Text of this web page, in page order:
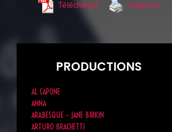
Télécharger Imprimer
PRODUCTIONS
AL CAPONE
ANNA
ARABESQUE – JANE BIRKIN
ARTURO BRACHETTI